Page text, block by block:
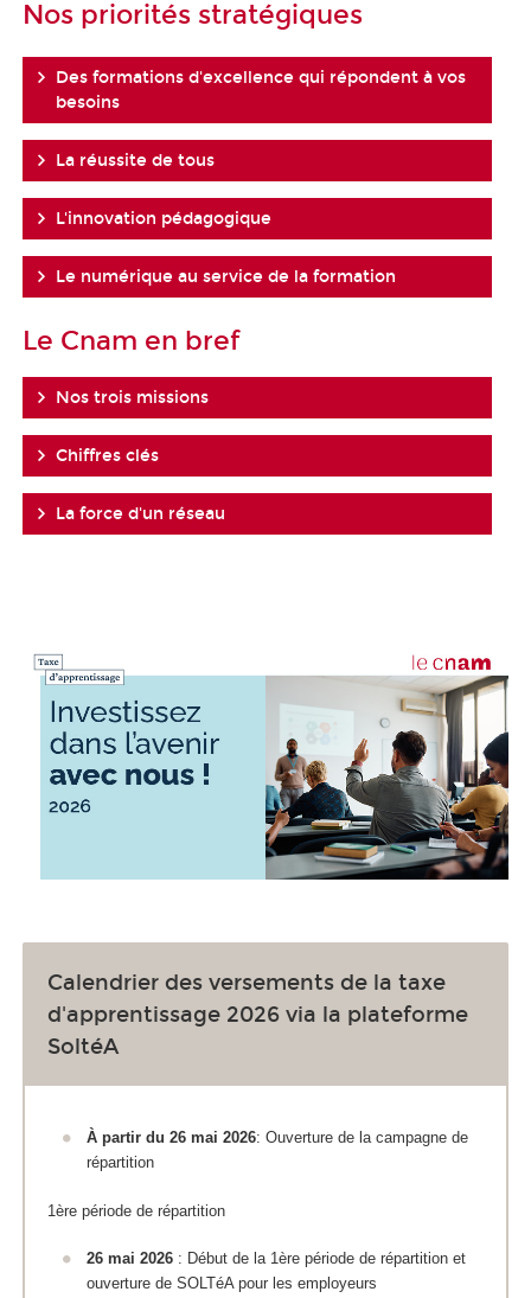
Nos priorités stratégiques
Des formations d'excellence qui répondent à vos
besoins
La réussite de tous
L'innovation pédagogique
Le numérique au service de la formation
Le Cnam en bref
Nos trois missions
Chiffres clés
La force d'un réseau
Calendrier des versements de la taxe
d'apprentissage 2026 via la plateforme
SoltéA
À partir du 26 mai 2026: Ouverture de la campagne de
répartition
1ère période de répartition
26 mai 2026 : Début de la 1ère période de répartition et
ouverture de SOLTéA pour les employeurs